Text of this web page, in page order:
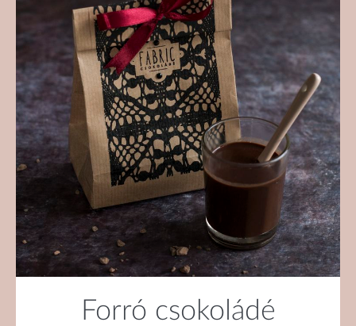
Forró csokoládé